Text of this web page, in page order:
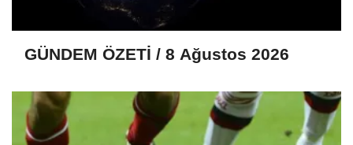
GÜNDEM ÖZETİ / 8 Ağustos 2026